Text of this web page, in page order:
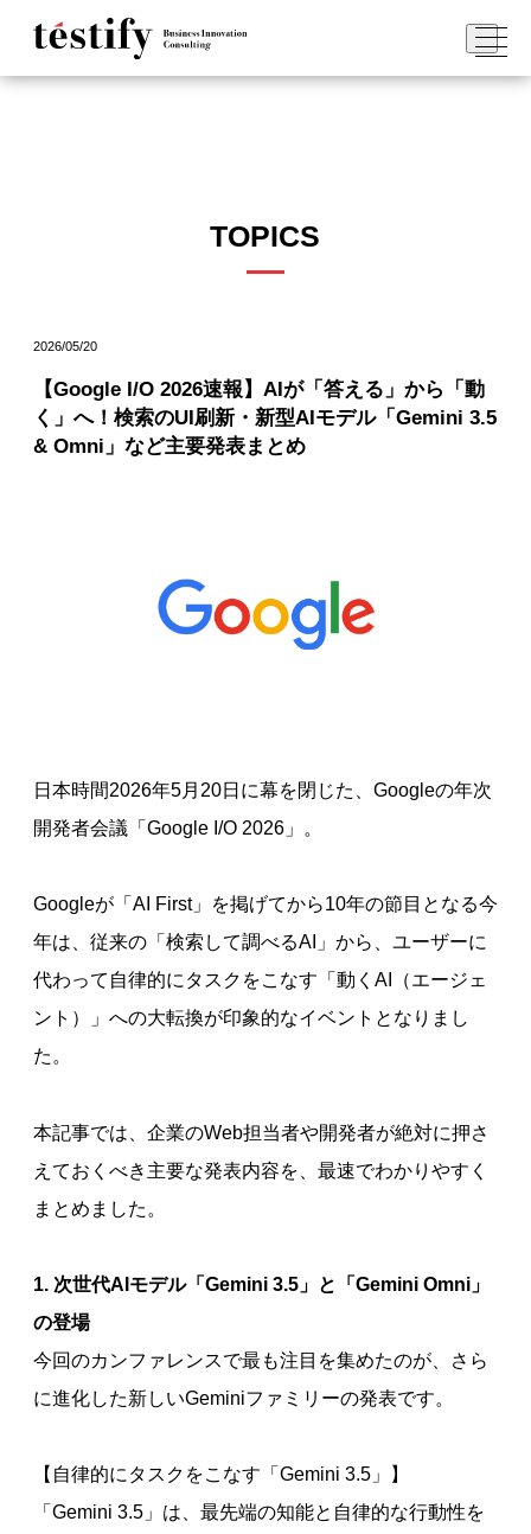
TOPICS
2026/05/20
【Google I/O 2026速報】AIが「答える」から「動
く」へ！検索のUI刷新・新型AIモデル「Gemini 3.5
& Omni」など主要発表まとめ
日本時間2026年5月20日に幕を閉じた、Googleの年次
開発者会議「Google I/O 2026」。
Googleが「AI First」を掲げてから10年の節目となる今
年は、従来の「検索して調べるAI」から、ユーザーに
代わって自律的にタスクをこなす「動くAI（エージェ
ント）」への大転換が印象的なイベントとなりまし
た。
本記事では、企業のWeb担当者や開発者が絶対に押さ
えておくべき主要な発表内容を、最速でわかりやすく
まとめました。
1. 次世代AIモデル「Gemini 3.5」と「Gemini Omni」
の登場
今回のカンファレンスで最も注目を集めたのが、さら
に進化した新しいGeminiファミリーの発表です。
【自律的にタスクをこなす「Gemini 3.5」】
「Gemini 3.5」は、最先端の知能と自律的な行動性を